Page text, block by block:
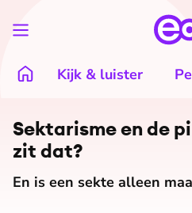
Kijk & luister
Sektarisme en de
zit dat?
En is een sekte alleen